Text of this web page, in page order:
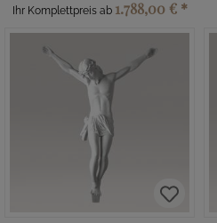
Ihr Komplettpreis ab 1.788,00 € *